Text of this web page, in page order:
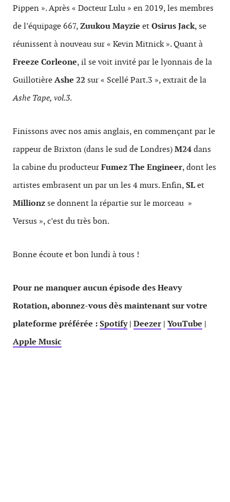
Pippen ». Après « Docteur Lulu » en 2019, les membres
de l’équipage 667,Zuukou Mayzie etOsirus Jack, se
réunissent à nouveau sur « Kevin Mitnick ». Quant à
Freeze Corleone, il se voit invité par le lyonnais de la
GuillotièreAshe 22 sur « Scellé Part.3 », extrait de la
Ashe Tape, vol.3.
Finissons avec nos amis anglais, en commençant par le
rappeur de Brixton (dans le sud de Londres)M24dans
la cabine du producteurFumez The Engineer, dont les
artistes embrasent un par un les 4 murs. Enfin,SLet
Millionz se donnent la répartie sur le morceau »
Versus », c’est du très bon.
Bonne écoute et bon lundi à tous !
Pour ne manquer aucun épisode des Heavy
Rotation, abonnez-vous dès maintenant sur votre
plateforme préférée :Spotify| Deezer | YouTube |
Apple Music